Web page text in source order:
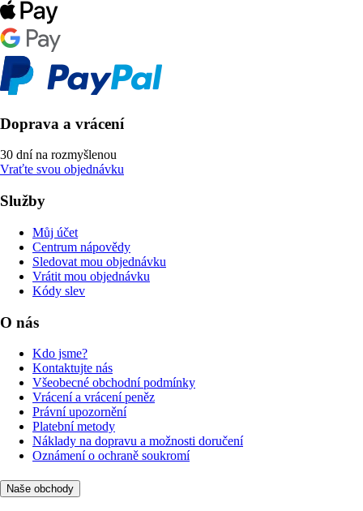
Doprava a vrácení
30 dní na rozmyšlenou
Vraťte svou objednávku
Služby
Můj účet
Centrum nápovědy
Sledovat mou objednávku
Vrátit mou objednávku
Kódy slev
O nás
Kdo jsme?
Kontaktujte nás
Všeobecné obchodní podmínky
Vrácení a vrácení peněz
Právní upozornění
Platební metody
Náklady na dopravu a možnosti doručení
Oznámení o ochraně soukromí
Naše obchody